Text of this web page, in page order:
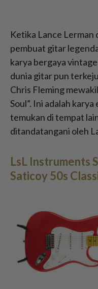
Ketika Lance Lerman
pembuat gitar
karya bergaya
dunia gitar pun
Chris Fleming
Soul”. Ini adalah
temukan di tempat
ditandatangani oleh
LsL Instruments
Saticoy 50s